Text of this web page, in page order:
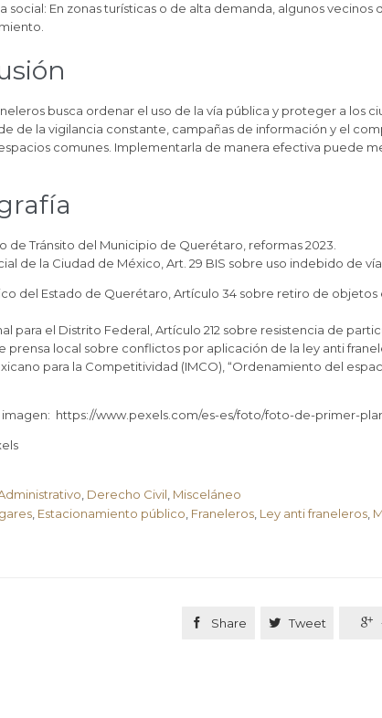
social: En zonas turísticas o de alta demanda, algunos vecinos
busca ordenar el uso de la vía pública y proteger a los
de la vigilancia constante, campañas de información y el
comunes. Implementarla de manera efectiva puede
de Tránsito del Municipio de Querétaro, reformas 2023.
de la Ciudad de México, Art. 29 BIS sobre uso indebido de
del Estado de Querétaro, Artículo 34 sobre retiro de objetos
para el Distrito Federal, Artículo 212 sobre resistencia de
prensa local sobre conflictos por aplicación de la ley anti
para la Competitividad (IMCO), “Ordenamiento del
imagen: https://www.pexels.com/es-es/foto/foto-de-primer-
Derecho Civil Misceláneo
Estacionamiento público Franeleros Ley anti franeleros
 Share  Tweet 